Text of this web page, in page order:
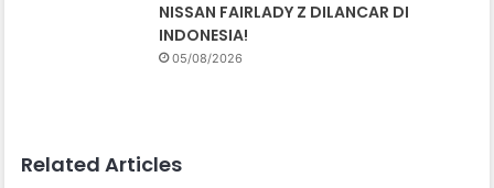
NISSAN FAIRLADY Z DILANCAR DI
INDONESIA!
05/08/2026
Related Articles